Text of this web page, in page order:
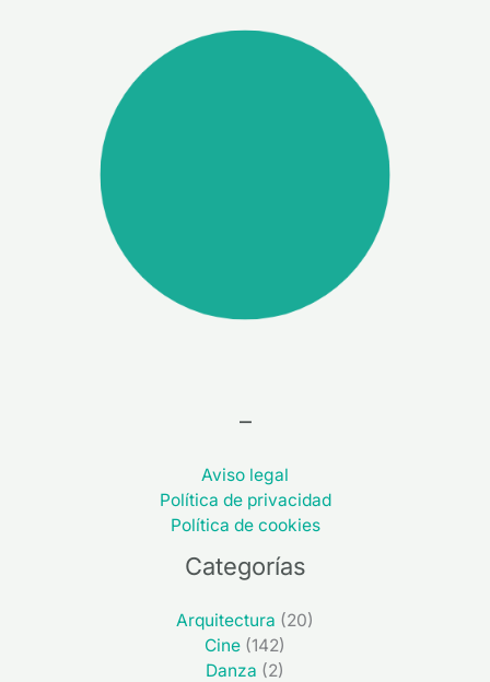
–
Aviso legal
Política de privacidad
Política de cookies
Categorías
Arquitectura (20)
Cine (142)
Danza (2)